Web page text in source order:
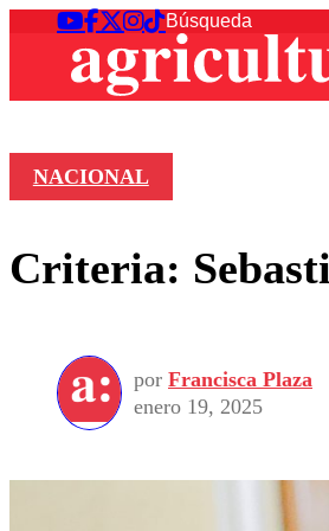
NACIONAL
Criteria:
por Francisca Plaza
enero 19, 2025